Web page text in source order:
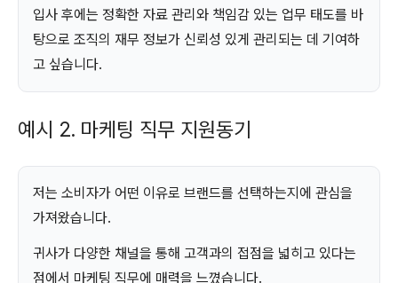
입사 후에는 정확한 자료 관리와 책임감 있는 업무 태도를 바
탕으로 조직의 재무 정보가 신뢰성 있게 관리되는 데 기여하
고 싶습니다.
예시 2. 마케팅 직무 지원동기
저는 소비자가 어떤 이유로 브랜드를 선택하는지에 관심을
가져왔습니다.
귀사가 다양한 채널을 통해 고객과의 접점을 넓히고 있다는
점에서 마케팅 직무에 매력을 느꼈습니다.